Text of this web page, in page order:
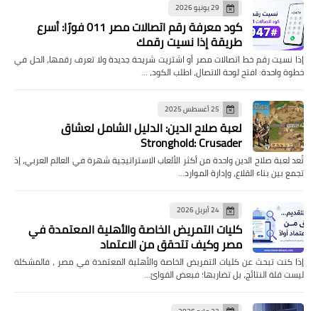
29 يونيو 2026
كود معرفة رقم اتصالات مصر 011 فورًا: أسرع
طريقة إذا نسيت رقمك
إذا نسيت رقم خط اتصالات مصر أو اشتريت شريحة جديدة ولا تعرف رقمها، الحل في
خطوة واحدة: افتح لوحة الاتصال، اطلب الكود، …
25 أغسطس 2025
لعبة صلاح الدين: الدليل الشامل لعشاق
Stronghold: Crusader
تُعد لعبة صلاح الدين واحدة من أكثر الألعاب الاستراتيجية شهرة في العالم العربي، إذ
تجمع بين بناء القلاع، وإدارة الموارد…
24 أبريل 2026
كليات التمريض الخاصة والأهلية المعتمدة في
مصر وكيف تتحقق من الاعتماد
إذا كنت تبحث عن كليات التمريض الخاصة والأهلية المعتمدة في مصر ، فالمشكلة
ليست قلة النتائج، بل تضاربها؛ فبعض القوائ…